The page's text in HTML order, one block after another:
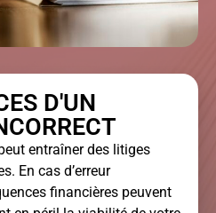
D'UN
entraîner des litiges
En cas d’erreur
financières peuvent